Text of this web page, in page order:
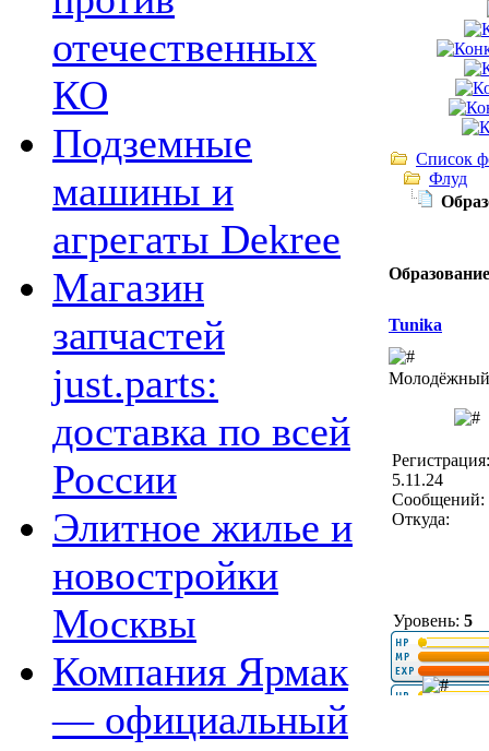
отечественных
КО
Подземные
машины и
агрегаты Dekree
Магазин
запчастей
just.parts:
доставка по всей
России
Элитное жилье и
новостройки
Москвы
Компания Ярмак
— официальный
Список
Флуд
Tunika
Молодёжный
Регистрация:
5.11.24
Сообщений:
Откуда:
Уровень: 5